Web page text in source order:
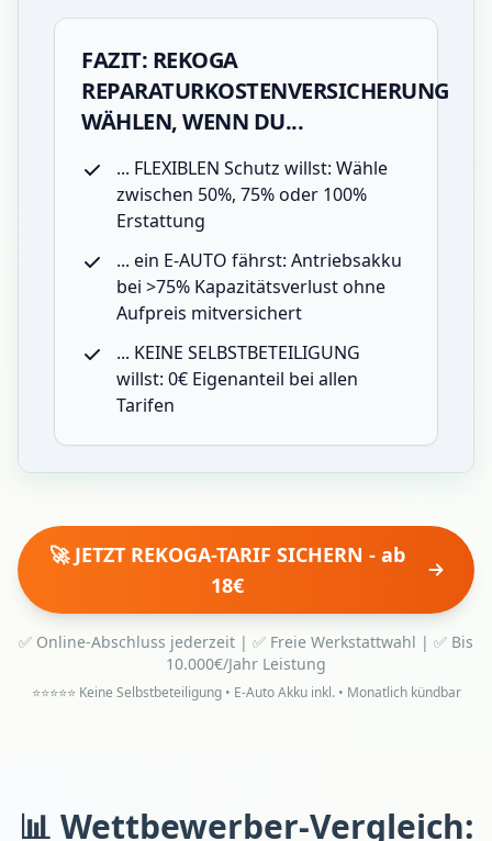
FAZIT: REKOGA
REPARATURKOSTENVERSICHERUNG
WÄHLEN, WENN DU...
... FLEXIBLEN Schutz willst: Wähle
zwischen 50%, 75% oder 100%
Erstattung
... ein E-AUTO fährst: Antriebsakku
bei >75% Kapazitätsverlustohne
Aufpreis mitversichert
... KEINE SELBSTBETEILIGUNG
willst: 0€ Eigenanteil bei allen
Tarifen
🚀 JETZT REKOGA-TARIF SICHERN - ab
18€
✅ Online-Abschluss jederzeit | ✅ Freie Werkstattwahl | ✅ Bis
10.000€/Jahr Leistung
⭐⭐⭐⭐⭐ Keine Selbstbeteiligung • E-Auto Akku inkl. • Monatlich kündbar
📊 Wettbewerber-Vergleich: